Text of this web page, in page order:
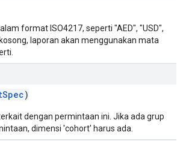
format ISO4217, seperti "AED", "USD",
laporan akan menggunakan mata
)
dengan permintaan ini. Jika ada grup
dimensi 'cohort' harus ada.